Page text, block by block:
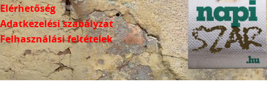
Elérhetőség
Adatkezelési szabályzat
Felhasználási feltételek